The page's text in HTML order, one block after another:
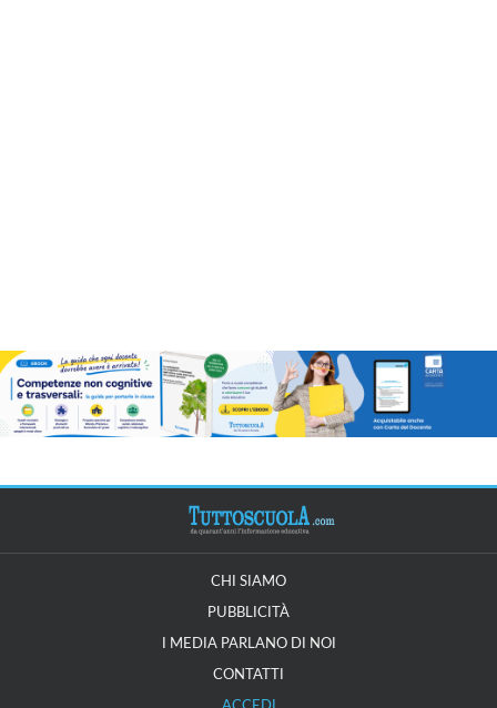
CHI SIAMO
PUBBLICITÀ
I MEDIA PARLANO DI NOI
CONTATTI